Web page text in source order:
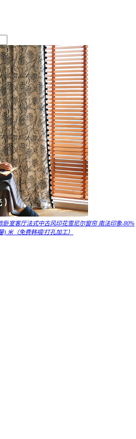
卧室客厅法式中古风印花雪尼尔窗帘 南法印象-80%
米（免费韩褶/打孔加工）